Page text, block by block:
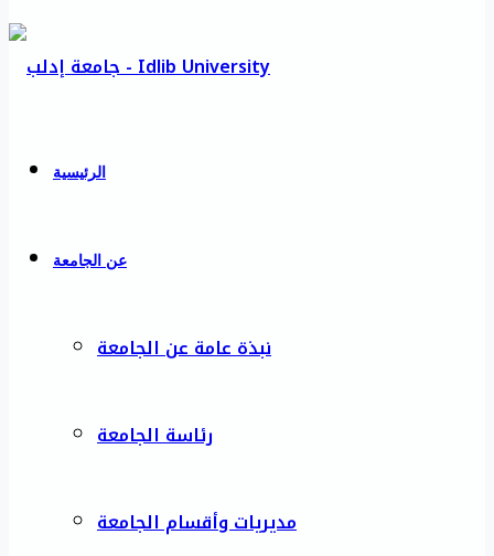
الرئيسية
عن الجامعة
نبذة عامة عن الجامعة
رئاسة الجامعة
مديريات وأقسام الجامعة